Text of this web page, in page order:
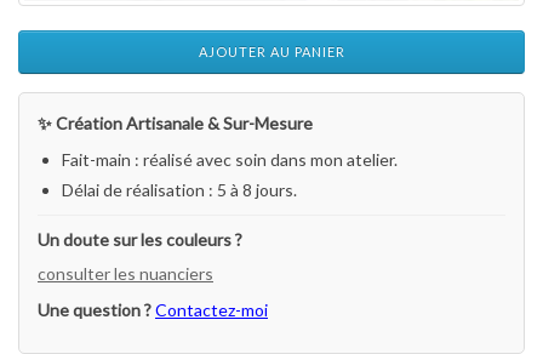
AJOUTER AU PANIER
✨ Création Artisanale & Sur-Mesure
Fait-main : réalisé avec soin dans mon atelier.
Délai de réalisation : 5 à 8 jours.
Un doute sur les couleurs ?
consulter les nuanciers
Une question ?Contactez-moi